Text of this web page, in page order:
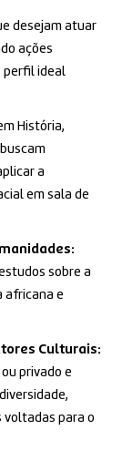
desejam atuar
ações
perfil ideal
História,
a
em sala de
sobre a
africana e
Culturais:
privado e
para o